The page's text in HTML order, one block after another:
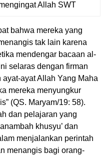
Allah SWT
bahwa mereka yang
tak lain karena
mendengar bacaan al-
selaras dengan firman
ayat Allah Yang Maha
mereka menyungkur
(QS. Maryam/19: 58).
dan pelajaran yang
khusyu’ dan
menjalankan perintah
menangis bagi orang-